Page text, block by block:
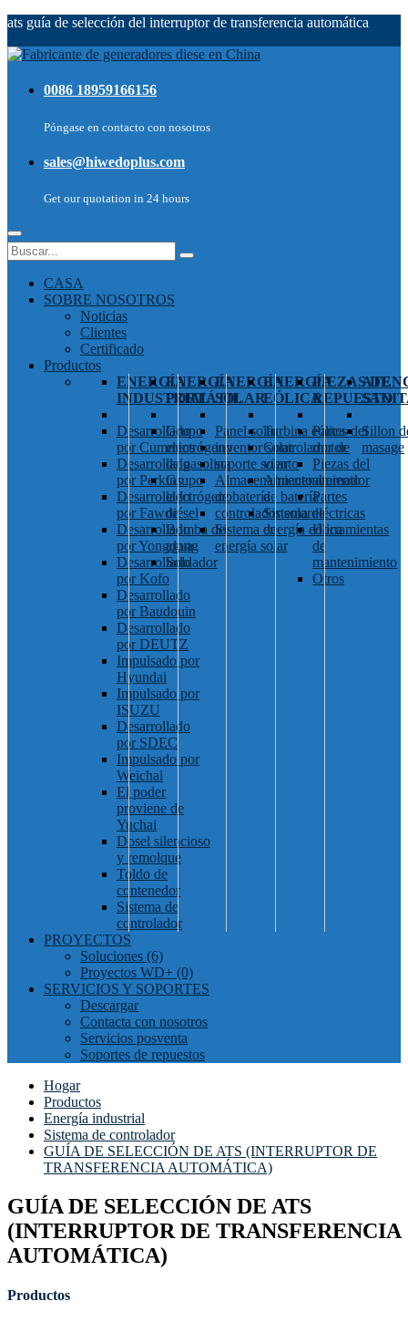
ats guía de selección del interruptor de transferencia automática
0086 18959166156
Póngase en contacto con nosotros
sales@hiwedoplus.com
Get our quotation in 24 hours
CASA
SOBRE NOSOTROS
Noticias
Clientes
Certificado
Productos
ENERGÍA
INDUSTRIAL
Desarrollado
por Cummins
Desarrollado
por Perkins
Desarrollado
por Fawde
Desarrollado
por Yongdong
Desarrollado
por Kofo
Desarrollado
por Baudouin
Desarrollado
por DEUTZ
Impulsado por
Hyundai
Impulsado por
ISUZU
Desarrollado
por SDEC
Impulsado por
Weichai
El poder
proviene de
Yuchai
Dosel silencioso
y remolque
Toldo de
contenedor
Sistema de
controlador
ENERGÍA
PORTÁTIL
Grupo
electrógeno
de gasolina
Grupo
electrógeno
diésel
Bomba de
agua
Soldador
ENERGÍA
SOLAR
Panel solar
inventor solar
soporte solar
Almacenamiento
de batería
controlador solar
Sistema de
energía solar
ENERGÍA
EÓLICA
Turbina eólica
Controlador de
viento
Almacenamiento
de batería
Sistema de
energía eólica
PIEZAS DE
REPUESTO
Partes del
motor
Piezas del
alternador
Partes
eléctricas
Herramientas
de
mantenimiento
Otros
Sillon
masage
PROYECTOS
Soluciones (6)
Proyectos WD+ (0)
SERVICIOS Y SOPORTES
Descargar
Contacta con nosotros
Servicios posventa
Soportes de repuestos
Hogar
Productos
Energía industrial
Sistema de controlador
GUÍA DE SELECCIÓN DE ATS (INTERRUPTOR DE
TRANSFERENCIA AUTOMÁTICA)
GUÍA DE SELECCIÓN DE ATS
(INTERRUPTOR DE TRANSFERENCIA
AUTOMÁTICA)
Productos